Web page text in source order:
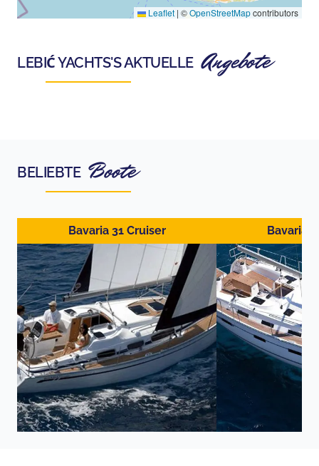
Leaflet | ©OpenStreetMapcontributors
LEBIĆ YACHTS'S AKTUELLE Angebote
BELIEBTE Boote
Bavaria 31 Cruiser Bavaria